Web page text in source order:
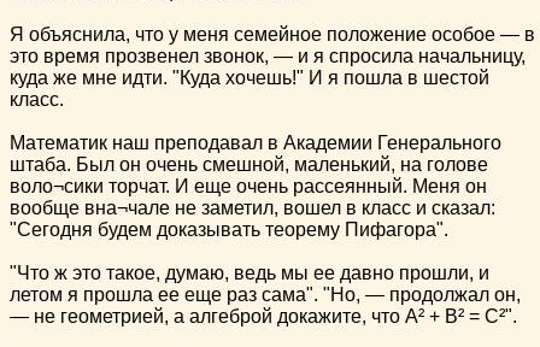
Я объяснила, что у меня семейное положение особое — в
это время прозвенел звонок, — и я спросила начальницу,
куда же мне идти. "Куда хочешь!" И я пошла в шестой
класс.
Математик наш преподавал в Академии Генерального
штаба. Был он очень смешной, маленький, на голове
воло¬сики торчат. И еще очень рассеянный. Меня он
вообще вна¬чале не заметил, вошел в класс и сказал:
"Сегодня будем доказывать теорему Пифагора".
"Что ж это такое, думаю, ведь мы ее давно прошли, и
летом я прошла ее еще раз сама". "Но, — продолжал он,
— не геометрией, а алгеброй докажите, что А² + В² = С²".